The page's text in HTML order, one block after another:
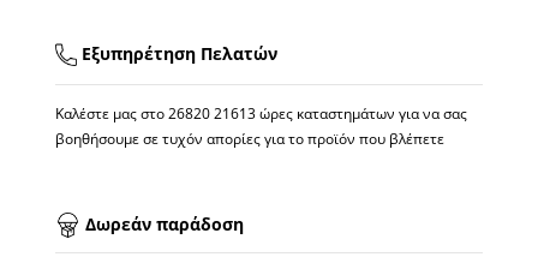
Εξυπηρέτηση Πελατών
Καλέστε μας στο26820 21613ώρες καταστημάτων για να σας
βοηθήσουμε σε τυχόν απορίες για το προϊόν που βλέπετε
Δωρεάν παράδοση